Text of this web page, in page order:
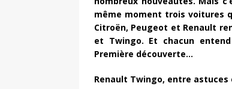
même moment trois voitures
Citroën, Peugeot et Renault
et Twingo. Et chacun
Première découverte…
Renault Twingo, entre astuces